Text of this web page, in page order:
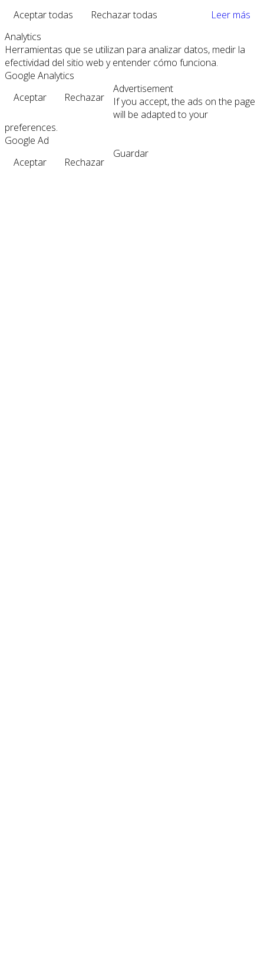
Aceptar todas
Rechazar todas
Leer más
Analytics
Herramientas que se utilizan para analizar datos, medir la
efectividad del sitio web y entender cómo funciona.
Google Analytics
Aceptar
Rechazar
Advertisement
If you accept, the ads on the page
will be adapted to your
preferences.
Google Ad
Aceptar
Rechazar
Guardar